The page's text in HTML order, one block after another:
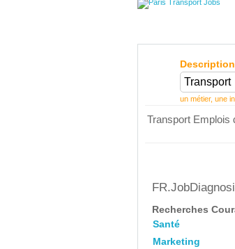
un métier, une
Transport Emplois
Recherches
Santé
Marketing